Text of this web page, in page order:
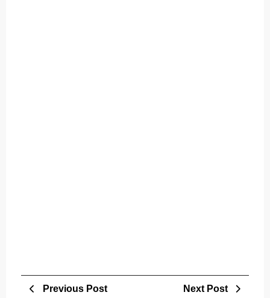
PostPrevious PostPrevious
Next Post